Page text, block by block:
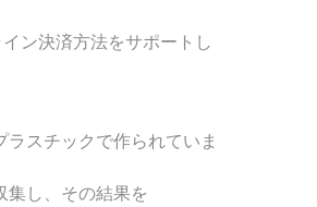
ン決済方法をサポートし
スチックで作られていま
集し、その結果を